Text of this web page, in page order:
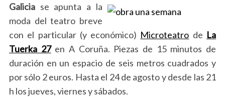
Galiciase apunta a la
moda del teatro breve
con el particular (y económico) Microteatro de La
Tuerka 27en A Coruña. Piezas de 15 minutos de
duración en un espacio de seis metros cuadrados y
por sólo 2 euros. Hasta el 24 de agosto y desde las 21
h los jueves, viernes y sábados.